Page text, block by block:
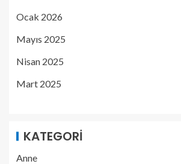
Ocak 2026
Mayıs 2025
Nisan 2025
Mart 2025
KATEGORI
Anne